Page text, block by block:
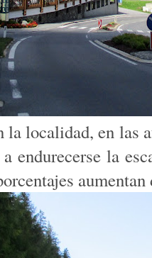
la localidad, en las
endurecerse la